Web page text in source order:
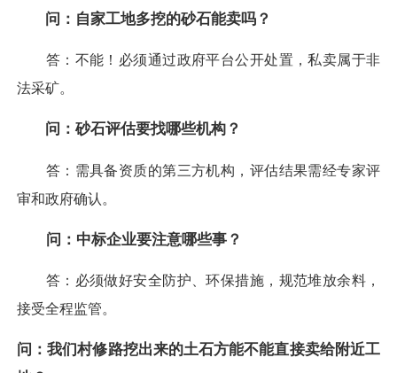
问：自家工地多挖的砂石能卖吗？
答：不能！必须通过政府平台公开处置，私卖属于非
法采矿。
问：砂石评估要找哪些机构？
答：需具备资质的第三方机构，评估结果需经专家评
审和政府确认。
问：中标企业要注意哪些事？
答：必须做好安全防护、环保措施，规范堆放余料，
接受全程监管。
问：我们村修路挖出来的土石方能不能直接卖给附近工